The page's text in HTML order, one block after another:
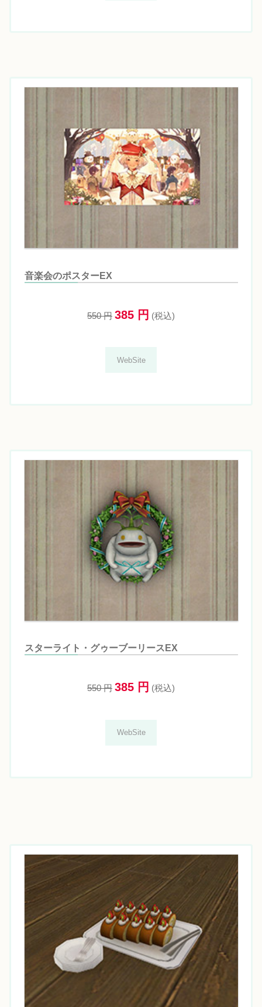
音楽会のポスターEX
550 円 385 円 (税込)
WebSite
スターライト・グゥーブーリースEX
550 円 385 円 (税込)
WebSite